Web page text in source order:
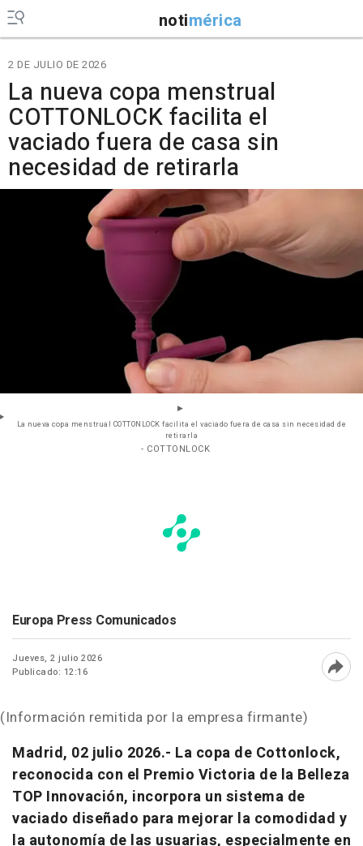
notimérica
2 DE JULIO DE 2026
La nueva copa menstrual
COTTONLOCK facilita el
vaciado fuera de casa sin
necesidad de retirarla
La nueva copa menstrual COTTONLOCK facilita el vaciado fuera de casa sin necesidad de
retirarla
- COTTONLOCK
Europa Press Comunicados
Jueves, 2 julio 2026
Publicado: 12:16
(Información remitida por la empresa firmante)
Madrid, 02 julio 2026.- La copa de Cottonlock,
reconocida con el Premio Victoria de la Belleza
TOP Innovación, incorpora un sistema de
vaciado diseñado para mejorar la comodidad y
la autonomía de las usuarias, especialmente en